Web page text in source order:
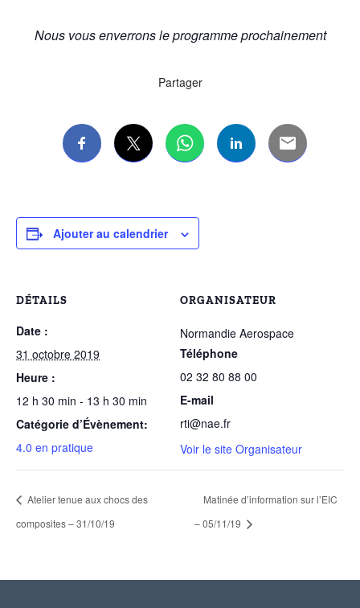
Nous vous enverrons le programme prochainement
Partager
Ajouter au calendrier
DÉTAILS
Date :
31 octobre 2019
Heure :
12 h 30 min - 13 h 30 min
Catégorie d’Évènement:
4.0 en pratique
ORGANISATEUR
Normandie Aerospace
Téléphone
02 32 80 88 00
E-mail
rti@nae.fr
Voir le site Organisateur
Atelier tenue aux chocs des
composites – 31/10/19
Matinée d’information sur l’EIC
– 05/11/19